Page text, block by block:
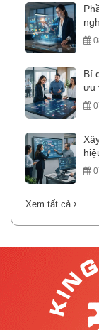
Bí
ưu
Xem tất cả